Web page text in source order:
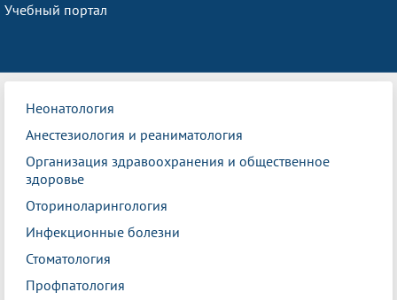
Учебный портал
Неонатология
Анестезиология и реаниматология
Организация здравоохранения и общественное
здоровье
Оториноларингология
Инфекционные болезни
Стоматология
Профпатология